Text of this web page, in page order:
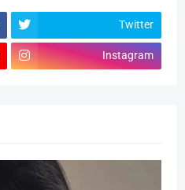
Twitter
Instagram